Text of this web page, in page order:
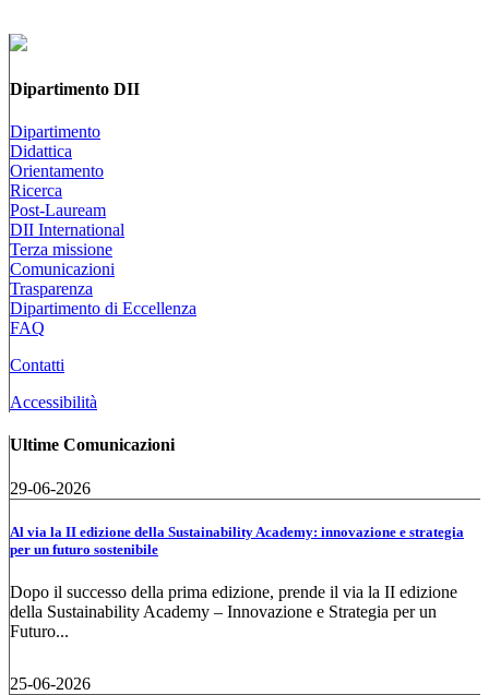
Dipartimento DII
Dipartimento
Didattica
Orientamento
Ricerca
Post-Lauream
DII International
Terza missione
Comunicazioni
Trasparenza
Dipartimento di Eccellenza
FAQ
Contatti
Accessibilità
Ultime Comunicazioni
29-06-2026
Al via la II edizione della Sustainability Academy: innovazione e strategia
per un futuro sostenibile
Dopo il successo della prima edizione, prende il via la II edizione
della Sustainability Academy – Innovazione e Strategia per un
Futuro...
25-06-2026